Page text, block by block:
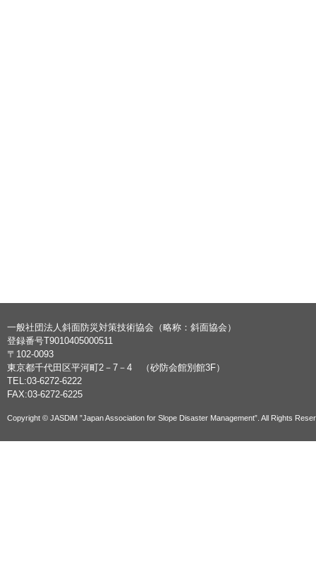
一般社団法人斜面防災対策技術協会（略称：斜面協会）
登録番号T9010405000511
〒102-0093
東京都千代田区平河町2－7－4 （砂防会館別館3F）
TEL:03-6272-6222
FAX:03-6272-6225
Copyright © JASDiM ”Japan Association for Slope Disaster Management”. All Rights